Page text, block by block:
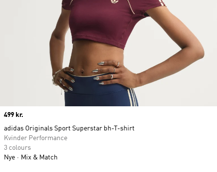
Price
499 kr.
adidas Originals Sport Superstar bh-T-shirt
Kvinder Performance
3 colours
Nye
Mix & Match